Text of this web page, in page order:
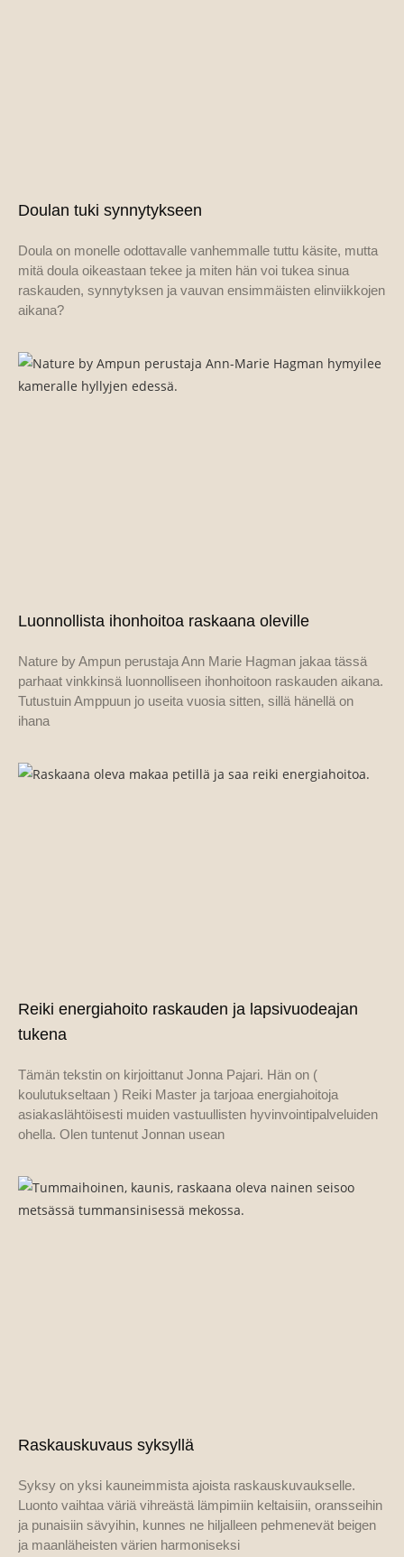
Doulan tuki synnytykseen
Doula on monelle odottavalle vanhemmalle tuttu käsite, mutta
mitä doula oikeastaan tekee ja miten hän voi tukea sinua
raskauden, synnytyksen ja vauvan ensimmäisten elinviikkojen
aikana?
Luonnollista ihonhoitoa raskaana oleville
Nature by Ampun perustaja Ann Marie Hagman jakaa tässä
parhaat vinkkinsä luonnolliseen ihonhoitoon raskauden aikana.
Tutustuin Amppuun jo useita vuosia sitten, sillä hänellä on
ihana
Reiki energiahoito raskauden ja lapsivuodeajan
tukena
Tämän tekstin on kirjoittanut Jonna Pajari. Hän on (
koulutukseltaan ) Reiki Master ja tarjoaa energiahoitoja
asiakaslähtöisesti muiden vastuullisten hyvinvointipalveluiden
ohella. Olen tuntenut Jonnan usean
Raskauskuvaus syksyllä
Syksy on yksi kauneimmista ajoista raskauskuvaukselle.
Luonto vaihtaa väriä vihreästä lämpimiin keltaisiin, oransseihin
ja punaisiin sävyihin, kunnes ne hiljalleen pehmenevät beigen
ja maanläheisten värien harmoniseksi